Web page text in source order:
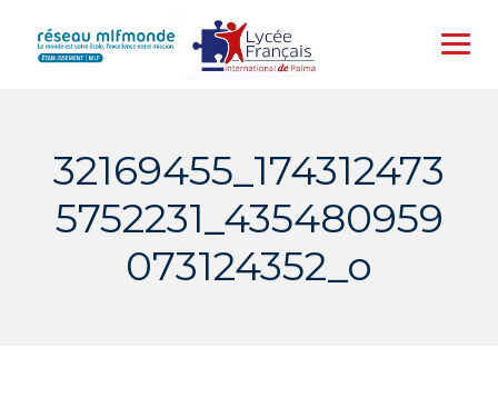
content
32169455_174312473
5752231_435480959
073124352_o